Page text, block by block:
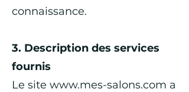
connaissance.
3. Description des services
fournis
Le site www.mes-salons.com a